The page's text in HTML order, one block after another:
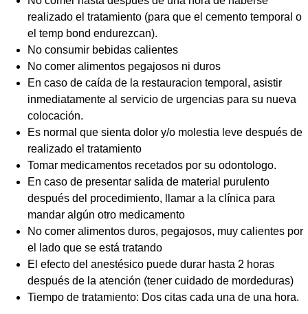
realizado el tratamiento (para que el cemento temporal o
el temp bond endurezcan).
No consumir bebidas calientes
No comer alimentos pegajosos ni duros
En caso de caída de la restauracion temporal, asistir
inmediatamente al servicio de urgencias para su nueva
colocación.
Es normal que sienta dolor y/o molestia leve después de
realizado el tratamiento
Tomar medicamentos recetados por su odontologo.
En caso de presentar salida de material purulento
después del procedimiento, llamar a la clínica para
mandar algún otro medicamento
No comer alimentos duros, pegajosos, muy calientes por
el lado que se está tratando
El efecto del anestésico puede durar hasta 2 horas
después de la atención (tener cuidado de mordeduras)
Tiempo de tratamiento: Dos citas cada una de una hora.